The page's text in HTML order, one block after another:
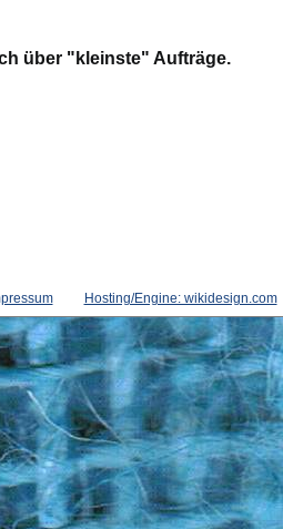
über "kleinste" Aufträge.
Hosting/Engine: wikidesign.com